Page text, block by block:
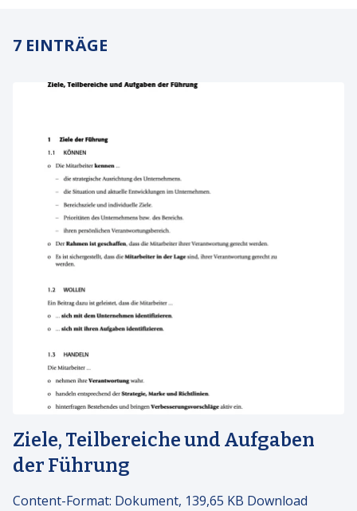
7 EINTRÄGE
Ziele, Teilbereiche und Aufgaben
der Führung
Content-Format: Dokument, 139,65 KB Download